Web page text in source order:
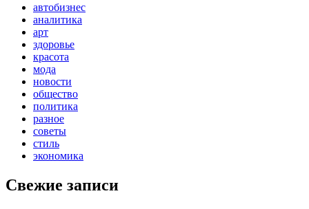
автобизнес
аналитика
арт
здоровье
красота
мода
новости
общество
политика
разное
советы
стиль
экономика
Свежие записи